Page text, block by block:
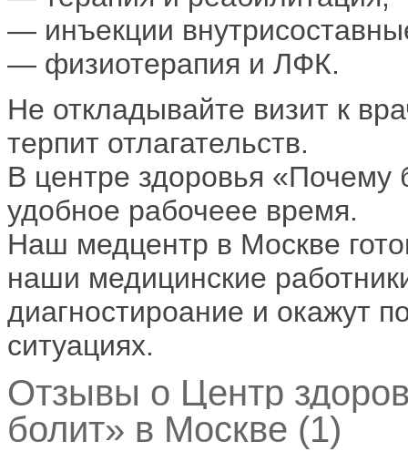
— инъекции
— физиотерапия и ЛФК.
Не откладывайте визит к
терпит отлагательств.
В центре здоровья «Почему
удобное рабочеее время.
Наш медцентр в Москве
наши медицинские
диагностироание и окажут
ситуациях.
Отзывы о Центр
болит» в Москве (1)